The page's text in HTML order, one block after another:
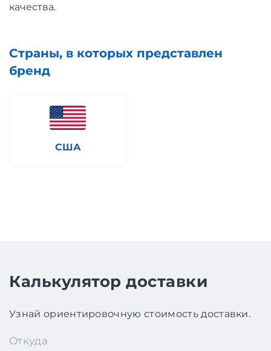
качества.
Страны, в которых представлен
бренд
США
Калькулятор доставки
Узнай ориентировочную стоимость доставки.
Откуда